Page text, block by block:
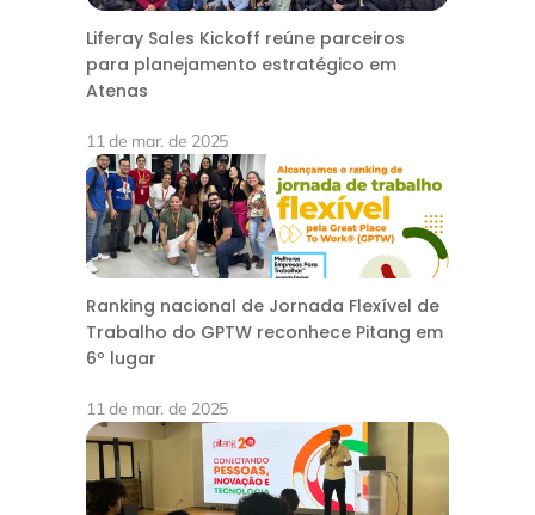
Liferay Sales Kickoff reúne parceiros
para planejamento estratégico em
Atenas
11 de mar. de 2025
Ranking nacional de Jornada Flexível de
Trabalho do GPTW reconhece Pitang em
6º lugar
11 de mar. de 2025